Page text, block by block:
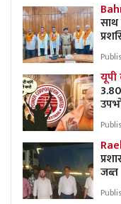
जब्त